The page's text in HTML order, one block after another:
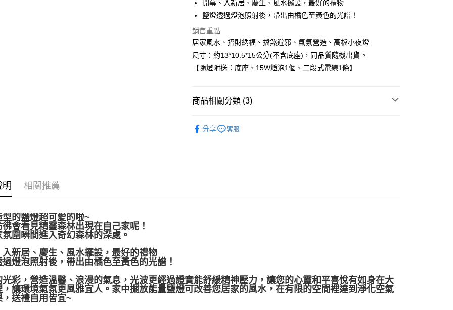
悠遊付
運送方式
開幕、入新居、慶生、風水擺設，最好的禮物
鹽燈透過燈泡照射後，帶出由橘色至黃色的光譜！
銷售重點
居家風水、招財納福、擋煞避邪、氣氛營造、高檔小夜燈
尺寸：約13*10.5*15公分(不含底座)，同品質隨機出貨。
【隨燈附送：底座、15W燈泡1個、二段式電線1條】
商品相關分類 (3)
分享 客服
明 相關推薦
型的鹽燈超可愛的啦~
會看見精靈森林出現在自己家呢！
圍瞬間進入奇幻森林的深處。
入新居、慶生、風水擺設，最好的禮物
燈泡照射後，帶出由橘色至黃色的光譜！
光彩，營造溫馨、浪漫的氣息，光波更經過證實能舒緩精神壓力，讓您的心靈和平喜悅有如身在大
，讓環境氣氛更風雅宜人。家中擺放能量鹽燈可改善您居家的風水，在有限的空間裡達到淨化空氣
，送禮自用皆宜~